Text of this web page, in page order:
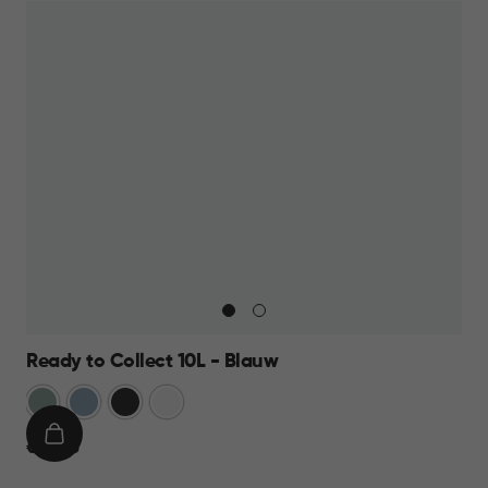
Ready to Collect 10L - Blauw
GroenBlauwDonkergrijs
€
€ 14,95
IN